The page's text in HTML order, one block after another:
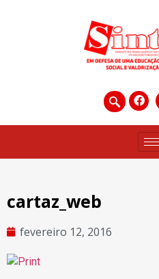
cartaz_web
fevereiro 12, 2016